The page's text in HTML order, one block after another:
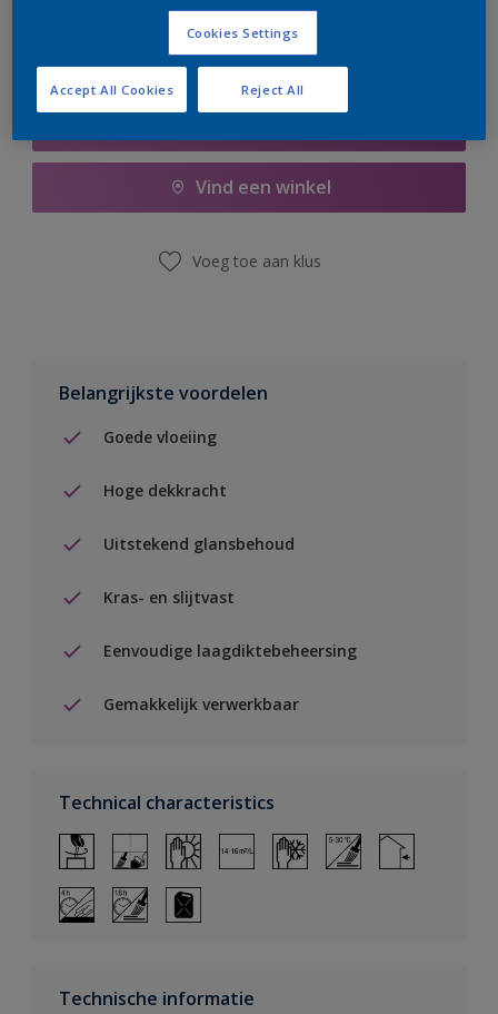
Vind een winkel
Voeg toe aan klus
Belangrijkste voordelen
Goede vloeiing
Hoge dekkracht
Uitstekend glansbehoud
Kras- en slijtvast
Eenvoudige laagdiktebeheersing
Gemakkelijk verwerkbaar
Technical characteristics
Technische informatie
Cookies Settings
Reject All
Accept All Cookies